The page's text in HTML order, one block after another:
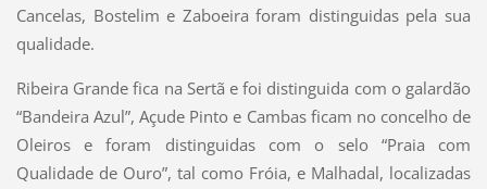
Cancelas, Bostelim e Zaboeira foram distinguidas pela sua
qualidade.
Ribeira Grande fica na Sertã e foi distinguida com o galardão
“Bandeira Azul”, Açude Pinto e Cambas ficam no concelho de
Oleiros e foram distinguidas com o selo “Praia com
Qualidade de Ouro”, tal como Fróia, e Malhadal, localizadas